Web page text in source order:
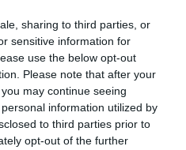
sharing to third parties, or
sensitive information for
use the below opt-out
Please note that after your
may continue seeing
information utilized by
to third parties prior to
opt-out of the further
es
a JAXA-kísérlet már
vizsgál. A Mach 1,7 is
a mai kereskedelmi
azonban a
felé nyitna utat.